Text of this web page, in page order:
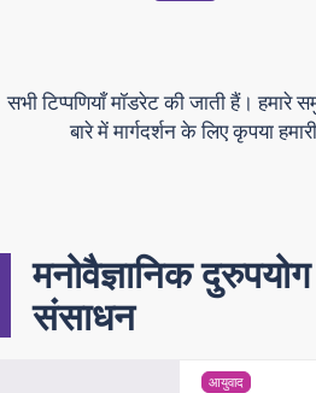
सभी टिप्पणियाँ मॉडरेट की जाती हैं।
बारे में मार्गदर्शन के लिए कृपया
मनोवैज्ञानिक दुरुपयोग
संसाधन
आयुवाद